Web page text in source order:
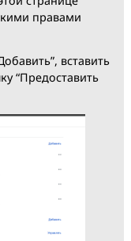
этой странице